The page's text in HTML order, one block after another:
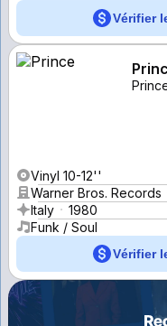
Vérifier
Vinyl 10-12''
Warner Bros. Records
Italy
1980
Funk / Soul
Vérifier